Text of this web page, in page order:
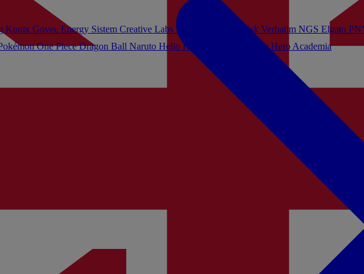
One PieceDragon Ball Naruto Hello Kitty My Hero Academia
Konix Govee Energy Sistem Creative Labs Turtle Beach Sandisk Verbatim NGS Elgato